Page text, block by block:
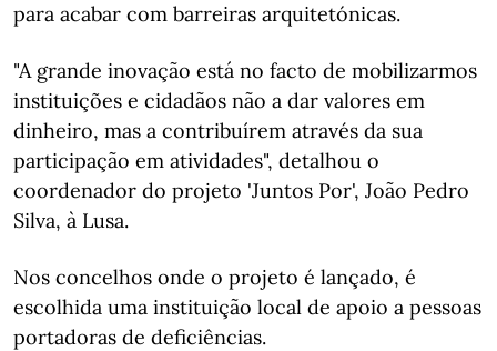
para acabar com barreiras arquitetónicas.
"A grande inovação está no facto de mobilizarmos
instituições e cidadãos não a dar valores em
dinheiro, mas a contribuírem através da sua
participação em atividades", detalhou o
coordenador do projeto 'Juntos Por', João Pedro
Silva, à Lusa.
Nos concelhos onde o projeto é lançado, é
escolhida uma instituição local de apoio a pessoas
portadoras de deficiências.